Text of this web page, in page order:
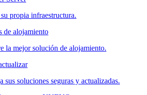
propia infraestructura.
de alojamiento
la mejor solución de alojamiento.
sus soluciones seguras y actualizadas.